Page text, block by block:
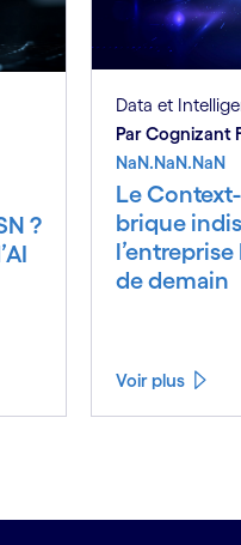
?
Data et
Par Cognizant
NaN.NaN.NaN
Le
brique
de demain
Voir plus